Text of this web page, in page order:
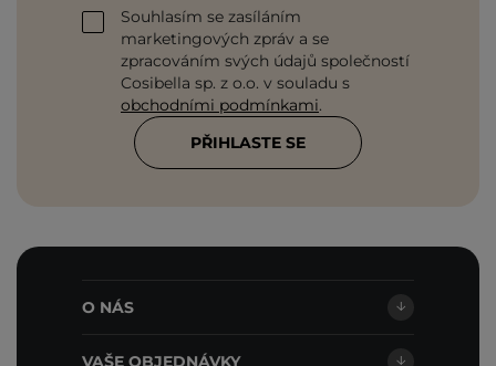
Souhlasím se zasíláním
marketingových zpráv a se
zpracováním svých údajů společností
Cosibella sp. z o.o. v souladu s
obchodními podmínkami.
PŘIHLASTE SE
O NÁS